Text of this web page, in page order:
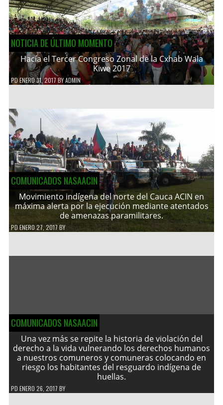
NOTICIA DE ÚLTIMO MOMENTO
Hacía el Tercer Congreso Zonal de la Cxhab Wala
Kiwe 2017
PDENERO 31, 2017 BYADMIN
COMUNICADOS NASAACIN
Movimiento indígena del norte del Cauca ACIN en
máxima alerta por la ejecución mediante atentados
de amenazas paramilitares.
PDENERO 27, 2017 BY
COMUNICADOS NASAACIN
Una vez más se repite la historia de violación del
derecho a la vida vulnerando los derechos humanos
a nuestros comuneros y comuneras colocando en
riesgo los habitantes del resguardo indígena de
huellas.
PD ENERO 26, 2017 BY